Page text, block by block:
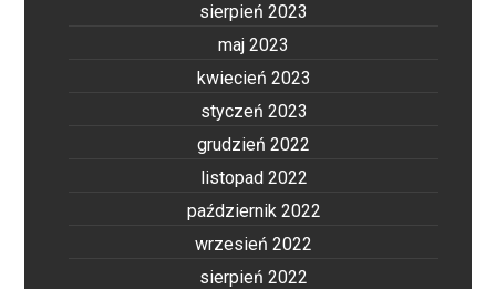
sierpień 2023
maj 2023
kwiecień 2023
styczeń 2023
grudzień 2022
listopad 2022
październik 2022
wrzesień 2022
sierpień 2022